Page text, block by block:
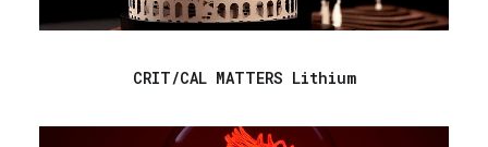
CRIT/CAL MATTERS Lithium